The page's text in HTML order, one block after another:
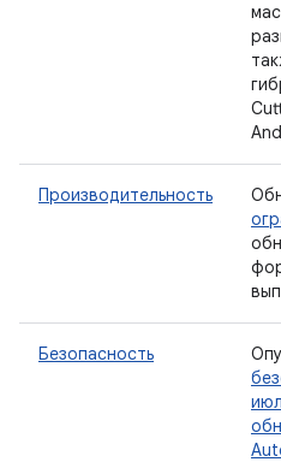
Производительность
Безопасность